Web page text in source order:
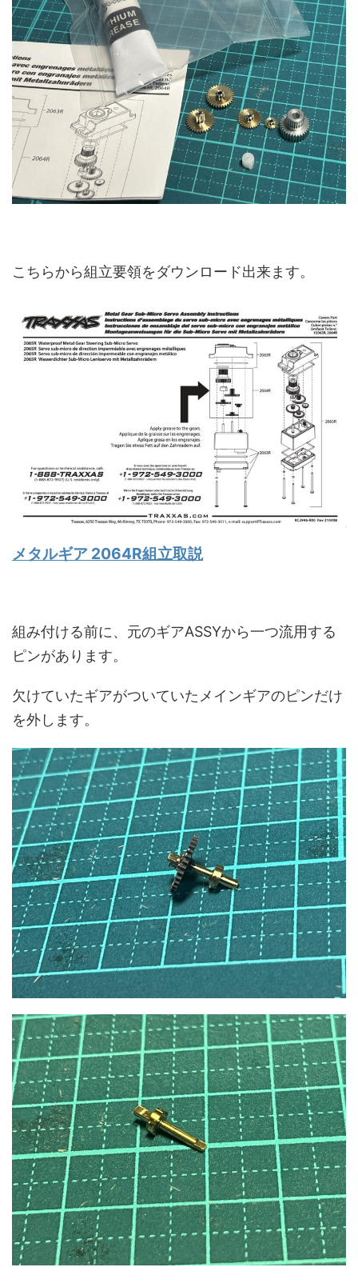
こちらから組立要領をダウンロード出来ます。
メタルギア 2064R組立取説
組み付ける前に、元のギアASSYから一つ流用する
ピンがあります。
欠けていたギアがついていたメインギアのピンだけ
を外します。